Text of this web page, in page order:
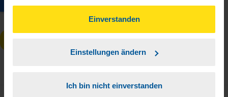
gesammelt haben. Indem Sie auf Einverstanden klicken,
können Sie der Verwendung von Cookies, gemäß
unserer
Einverstanden
Einstellungen ändern
Ich bin nicht einverstanden